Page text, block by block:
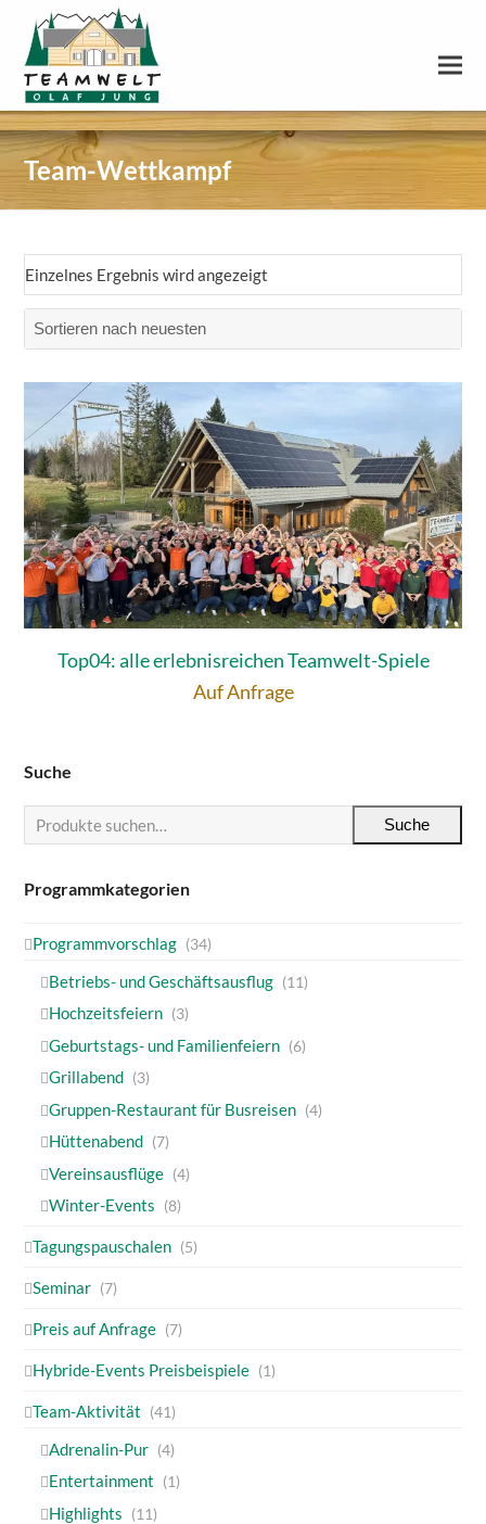
Team-Wettkampf
Einzelnes Ergebnis wird angezeigt
Top04: alle erlebnisreichen Teamwelt-Spiele
Auf Anfrage
Suche
Suche
Programmkategorien
Programmvorschlag (34)
Betriebs- und Geschäftsausflug (11)
Hochzeitsfeiern (3)
Geburtstags- und Familienfeiern (6)
Grillabend (3)
Gruppen-Restaurant für Busreisen (4)
Hüttenabend (7)
Vereinsausflüge (4)
Winter-Events (8)
Tagungspauschalen (5)
Seminar (7)
Preis auf Anfrage (7)
Hybride-Events Preisbeispiele (1)
Team-Aktivität (41)
Adrenalin-Pur (4)
Entertainment (1)
Highlights (11)